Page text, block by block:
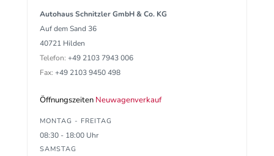
Autohaus Schnitzler GmbH & Co. KG
Auf dem Sand 36
40721 Hilden
Telefon: +49 2103 7943 006
Fax: +49 2103 9450 498
Öffnungszeiten Neuwagenverkauf
MONTAG - FREITAG
08:30 - 18:00 Uhr
SAMSTAG